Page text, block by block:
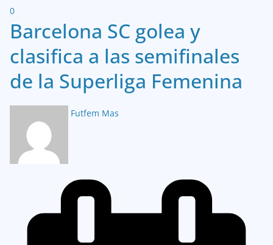
0
Barcelona SC golea y
clasifica a las semifinales
de la Superliga Femenina
Futfem Mas